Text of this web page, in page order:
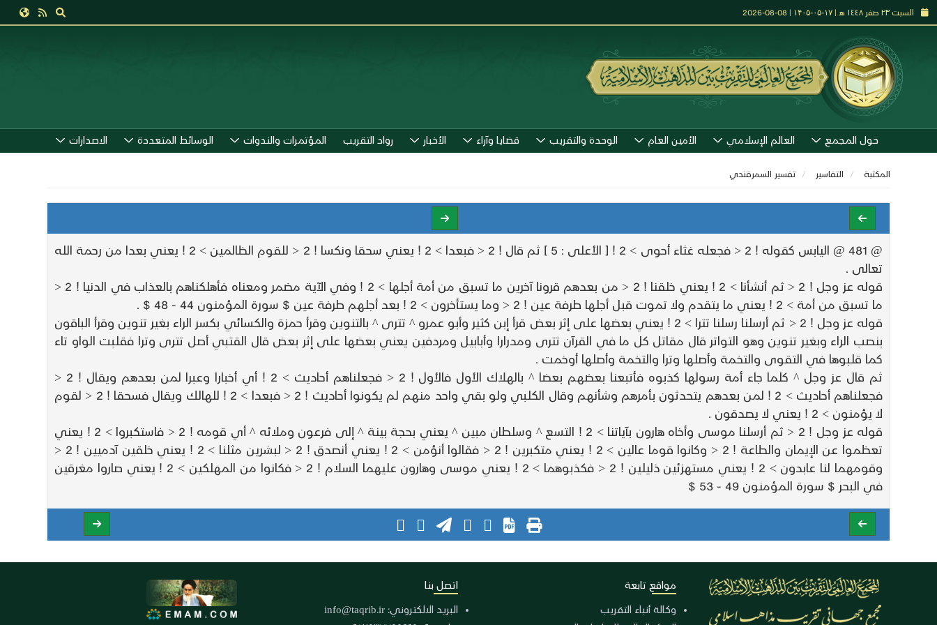
السبت ٢٣ صفر ١٤٤٨ هـ | ۱۷-۰۵-۱۴۰۵ | 08-08-2026
حول المجمع العالم الإسلامي الأمين العام الوحدة والتقريب قضايا وآراء الأخبار رواد التقريب المؤتمرات والندوات الوسائط المتعددة الاصدارات
المكتبة التفاسير تفسير السمرقندي
@ 481 @ اليابس كقوله ! 2 < فجعله غثاء أحوى > 2 ! [ الأعلى : 5 ] ثم قال ! 2 < فبعدا > 2 ! يعني سحقا ونكسا ! 2 < للقوم الظالمين > 2 ! يعني بعدا من رحمة الله
تعالى .
قوله عز وجل ! 2 < ثم أنشأنا > 2 ! يعني خلقنا ! 2 < من بعدهم قرونا آخرين ما تسبق من أمة أجلها > 2 ! وفي الآية مضمر ومعناه فأهلكناهم بالعذاب في الدنيا ! 2 <
ما تسبق من أمة > 2 ! يعني ما يتقدم ولا تموت قبل أجلها طرفة عين ! 2 < وما يستأخرون > 2 ! بعد أجلهم طرفة عين $ سورة المؤمنون 44 - 48 $ .
قوله عز وجل ! 2 < ثم أرسلنا رسلنا تترا > 2 ! يعني بعضها على إثر بعض قرأ إبن كثير وأبو عمرو ^ تترى ^ بالتنوين وقرأ حمزة والكسائي بكسر الراء بغير تنوين وقرأ الباقون
بنصب الراء وبغير تنوين وهو التواتر قال مقاتل كل ما في القرآن تترى ومدرارا وأبابيل ومردفين يعني بعضها على إثر بعض قال القتبي أصل تترى وترا فقلبت الواو تاء
كما قلبوها في التقوى والتخمة وأصلها وترا والتخمة وأصلها أوخمت .
ثم قال عز وجل ^ كلما جاء أمة رسولها كذبوه فأتبعنا بعضهم بعضا ^ بالهلاك الأول فالأول ! 2 < فجعلناهم أحاديث > 2 ! أي أخبارا وعبرا لمن بعدهم ويقال ! 2 <
فجعلناهم أحاديث > 2 ! لمن بعدهم يتحدثون بأمرهم وشأنهم وقال الكلبي ولو بقي واحد منهم لم يكونوا أحاديث ! 2 < فبعدا > 2 ! للهالك ويقال فسحقا ! 2 < لقوم
لا يؤمنون > 2 ! يعني لا يصدقون .
قوله عز وجل ! 2 < ثم أرسلنا موسى وأخاه هارون بآياتنا > 2 ! التسع ^ وسلطان مبين ^ يعني بحجة بينة ^ إلى فرعون وملائه ^ أي قومه ! 2 < فاستكبروا > 2 ! يعني
تعظموا عن الإيمان والطاعة ! 2 < وكانوا قوما عالين > 2 ! يعني متكبرين ! 2 < فقالوا أنؤمن > 2 ! يعني أنصدق ! 2 < لبشرين مثلنا > 2 ! يعني خلقين آدميين ! 2 <
وقومهما لنا عابدون > 2 ! يعني مستهزئين ذليلين ! 2 < فكذبوهما > 2 ! يعني موسى وهارون عليهما السلام ! 2 < فكانوا من المهلكين > 2 ! يعني صاروا مغرقين
في البحر $ سورة المؤمنون 49 - 53 $
مواقع تابعة
وكالة أنباء التقريب
اتصل بنا
البريد الالكتروني: info@taqrib.ir